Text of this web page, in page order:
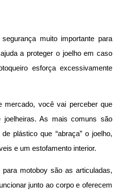
muito importante para
a proteger o joelho em caso
esforça excessivamente
mercado, você vai perceber que
As mais comuns são
plástico que “abraça” o joelho,
e um estofamento interior.
motoboy são as articuladas,
junto ao corpo e oferecem